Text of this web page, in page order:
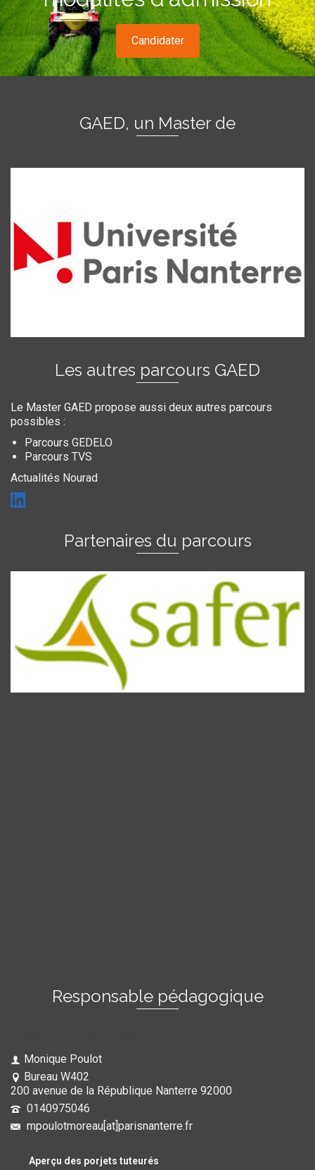
Candidater
GAED, un Master de
Les autres parcours GAED
Le Master GAED propose aussi deux autres parcours
possibles :
Parcours GEDELO
Parcours TVS
Actualités Nourad
Partenaires du parcours
Responsable pédagogique
Monique Poulot
Bureau W402
200 avenue de la République Nanterre 92000
0140975046
mpoulotmoreau[at]parisnanterre.fr
Aperçu des porjets tuteurés